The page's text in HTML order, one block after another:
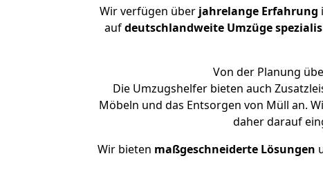
Wir verfügen über jahrelange Erfahrung
aufdeutschlandweite Umzüge
Von der Planung
Die Umzugshelfer bieten auch
Möbeln und das Entsorgen von Müll an.
daher darauf
Wir bieten maßgeschneiderte Lösungen